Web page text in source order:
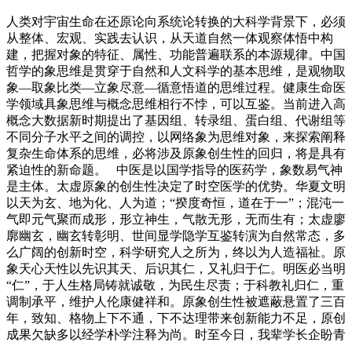
人类对宇宙生命在还原论向系统论转换的大科学背景下，必须
从整体、宏观、实践去认识，从天道自然一体观察体悟中构
建，把握对象的特征、属性、功能普遍联系的本源规律。中国
哲学的象思维是贯穿于自然和人文科学的基本思维，是观物取
象—取象比类—立象尽意—循意悟道的思维过程。健康生命医
学领域具象思维与概念思维相行不悖，可以互鉴。当前进入高
概念大数据新时期提出了基因组、转录组、蛋白组、代谢组等
不同分子水平之间的调控，以网络象为思维对象，来探索阐释
复杂生命体系的思维，必将涉及原象创生性的回归，将是具有
紧迫性的新命题。 中医是以国学指导的医药学，象数易气神
是主体。太虚原象的创生性决定了时空医学的优势。华夏文明
以天为玄、地为化、人为道；“揆度奇恒，道在于一”；混沌一
气即元气聚而成形，形立神生，气散无形，无而生有；太虚廖
廓幽玄，幽玄转彰明、世间显学隐学互鉴转演为自然常态，多
么广阔的创新时空，科学研究人之所为，终以为人造福祉。原
象天心天性以先识其天、后识其仁，又礼归于仁。明医必当明
“仁”，于人生格局铸就诚敬，为民生尽责；于科教礼归仁，重
调制承平，维护人伦康健祥和。原象创生性被遮蔽悬置了三百
年，致知、格物上下不通，下不达理带来创新能力不足，原创
成果欠缺多以经学朴学注释为尚。时至今日，我辈学长企盼青